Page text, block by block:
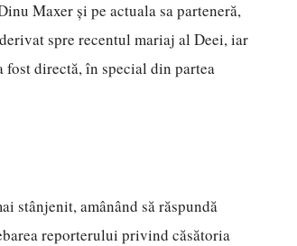
Maxer și pe actuala sa parteneră,
spre recentul mariaj al Deei, iar
directă, în special din partea
stânjenit, amânând să răspundă
reporterului privind căsătoria